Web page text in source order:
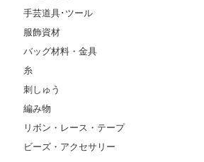
手芸道具･ツール
服飾資材
バッグ材料・金具
糸
刺しゅう
編み物
リボン・レース・テープ
ビーズ・アクセサリー